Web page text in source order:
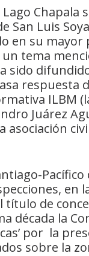
Chapala
San Luis
en su
tema
sido
respuesta
ILBM
Juárez
asociación
en
de
década la
por la
sobre la